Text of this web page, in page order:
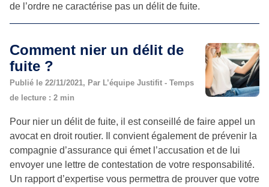
de l’ordre ne caractérise pas un délit de fuite.
Comment nier un délit de
fuite ?
Publié le 22/11/2021, Par L’équipe Justifit - Temps
de lecture : 2 min
Pour nier un délit de fuite, il est conseillé de faire appel un
avocat en droit routier. Il convient également de prévenir la
compagnie d’assurance qui émet l’accusation et de lui
envoyer une lettre de contestation de votre responsabilité.
Un rapport d’expertise vous permettra de prouver que votre